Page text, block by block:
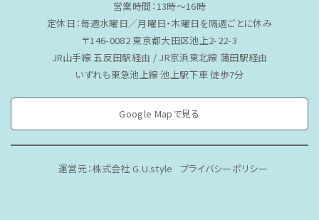
営業時間：13時〜16時
定休日：毎週水曜日／月曜日・木曜日を隔週ごとに休み
〒146-0082 東京都大田区池上2-22-3
JR山手線 五反田駅経由 / JR京浜東北線 蒲田駅経由
いずれも東急池上線 池上駅下車 徒歩7分
Google Mapで見る
運営元：株式会社 G.U.style プライバシーポリシー